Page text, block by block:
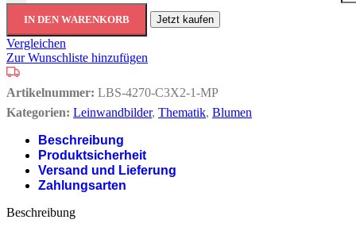
IN DEN WARENKORB Jetzt kaufen
Vergleichen
Zur Wunschliste hinzufügen
Artikelnummer: LBS-4270-C3X2-1-MP
Kategorien: Leinwandbilder, Thematik, Blumen
Beschreibung
Produktsicherheit
Versand und Lieferung
Zahlungsarten
Beschreibung